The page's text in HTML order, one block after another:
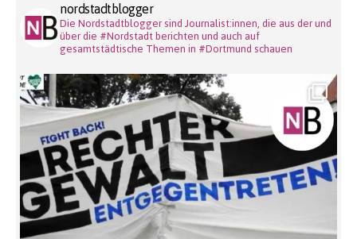
nordstadtblogger
Die Nordstadtblogger sind Journalist:innen, die aus der und
über die #Nordstadt berichten und auch auf
gesamtstädtische Themen in #Dortmund schauen